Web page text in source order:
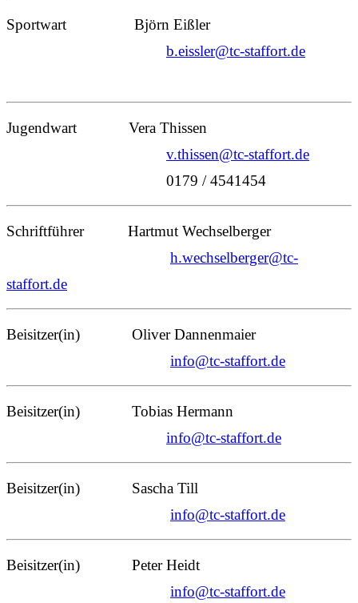
Sportwart Björn Eißler
b.eissler@tc-staffort.de
Jugendwart Vera Thissen
v.thissen@tc-staffort.de
0179 / 4541454
Schriftführer Hartmut Wechselberger
h.wechselberger@tc-
staffort.de
Beisitzer(in) Oliver Dannenmaier
info@tc-staffort.de
Beisitzer(in) Tobias Hermann
info@tc-staffort.de
Beisitzer(in) Sascha Till
info@tc-staffort.de
Beisitzer(in) Peter Heidt
info@tc-staffort.de